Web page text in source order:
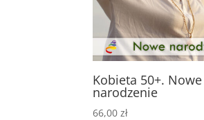
Kobieta 50+. Nowe
narodzenie
66,00zł